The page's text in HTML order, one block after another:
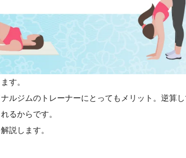
す。
ルジムのトレーナーにとってもメリット。逆算
るからです。
説します。